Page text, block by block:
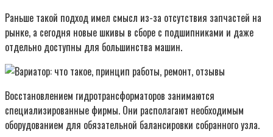
Раньше такой подход имел смысл из-за отсутствия запчастей на
рынке, а сегодня новые шкивы в сборе с подшипниками и даже
отдельно доступны для большинства машин.
Восстановлением гидротрансформаторов занимаются
специализированные фирмы. Они располагают необходимым
оборудованием для обязательной балансировки собранного узла.